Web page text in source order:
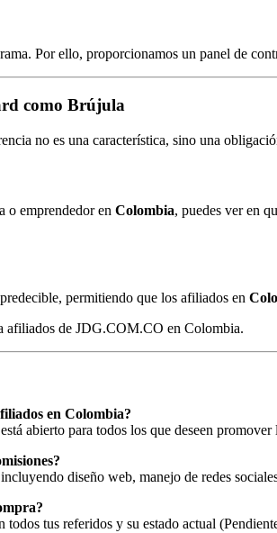
Por ello, proporcionamos un panel de
como Brújula
no es una característica, sino una
o emprendedor en Colombia, puedes ver en
permitiendo que los afiliados en
en Colombia?
abierto para todos los que deseen
diseño web, manejo de redes
todos tus referidos y su estado actual